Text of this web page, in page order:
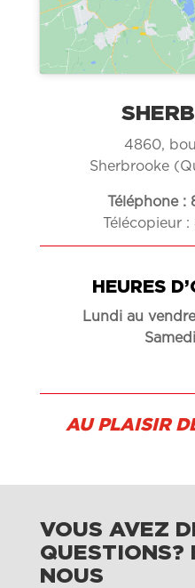
4860,
Sherbrooke
Téléphone :
Télécopieur
HEURES
Lundi au
AU PLAISIR
VOUS AVEZ
QUESTIONS?
NOUS